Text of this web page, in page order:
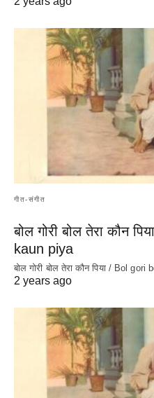
गीत-संगीत
बोल गोरी बोल तेरा कौन
kaun piya
बोल गोरी बोल तेरा कौन पिया / Bol
2 years ago